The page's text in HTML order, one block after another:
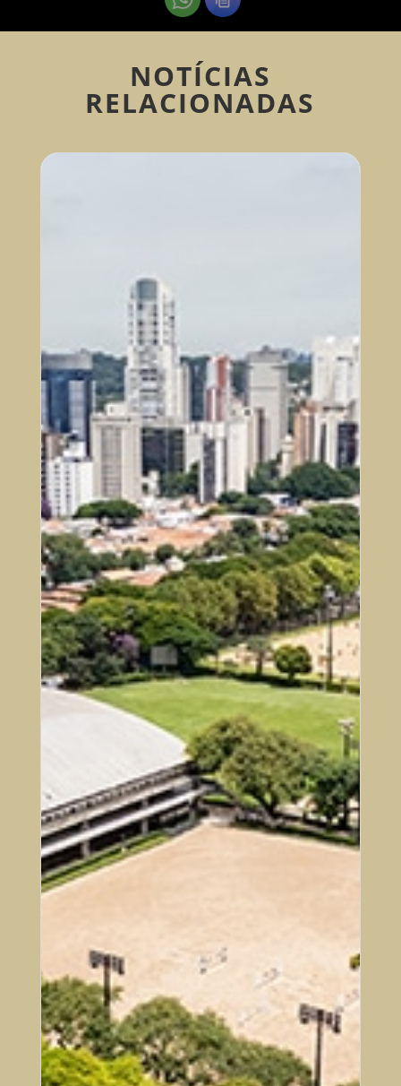
NOTÍCIAS
RELACIONADAS